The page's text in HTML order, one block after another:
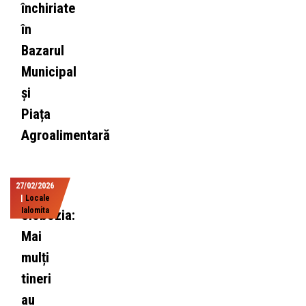
închiriate
în
Bazarul
Municipal
și
Piața
Agroalimentară
27/02/2026
Locale
Ialomita
Slobozia:
Mai
mulți
tineri
au